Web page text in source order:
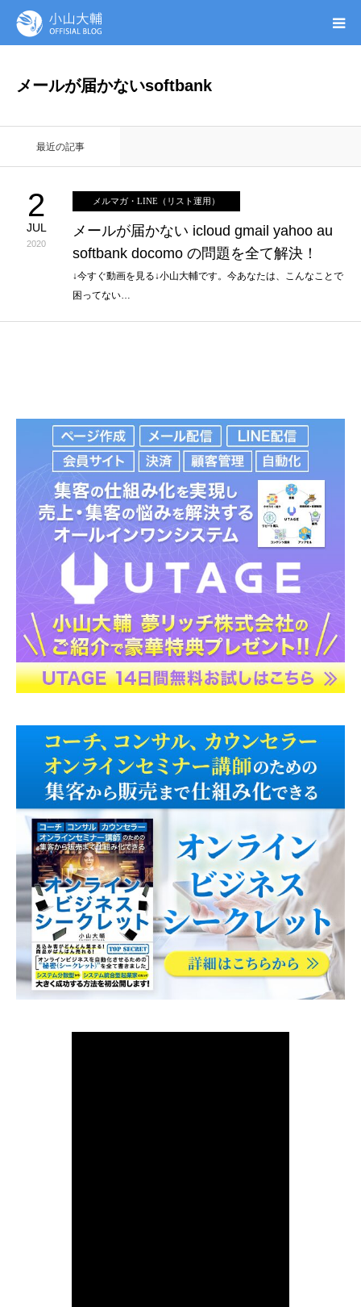
メールが届かないsoftbank
最近の記事
2
JUL
2020
メルマガ・LINE（リスト運用）
メールが届かない icloud gmail yahoo au
softbank docomo の問題を全て解決！
↓今すぐ動画を見る↓小山大輔です。今あなたは、こんなことで
困ってない…
無料ガイドブック
オンシク本
プロフィール